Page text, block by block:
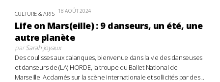
CULTURE & ARTS 18 AOÛT 2024
Life on Mars(eille) : 9 danseurs, un été, une
autre planète
parSarah Joyaux
Des coulisses aux calanques, bienvenue dans la vie des danseuses
et danseurs de (LA) HORDE, la troupe du Ballet National de
Marseille. Acclamés sur la scène internationale et sollicités par des...